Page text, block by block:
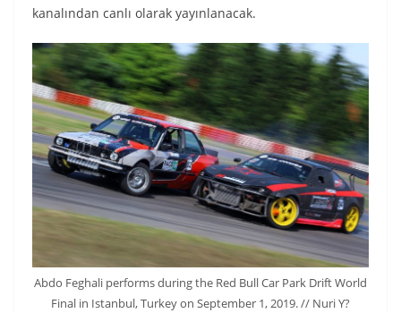
kanalından canlı olarak yayınlanacak.
Abdo Feghali performs during the Red Bull Car Park Drift World
Final in Istanbul, Turkey on September 1, 2019. // Nuri Y?